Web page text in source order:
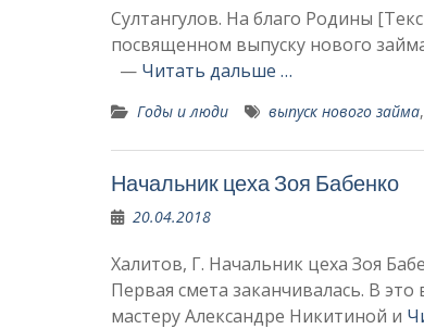
Султангулов. На благо Родины
посвященном выпуску нового
— Читать дальше …
Годы и люди выпуск нового займа,
Начальник цеха Зоя Бабенко
20.04.2018
Халитов, Г. Начальник цеха Зоя
Первая смета заканчивалась. В
мастеру Александре Никитиной и